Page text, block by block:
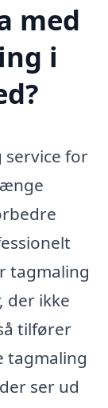
med
i
service for
tagmaling
der ikke
tilfører
tagmaling
ser ud